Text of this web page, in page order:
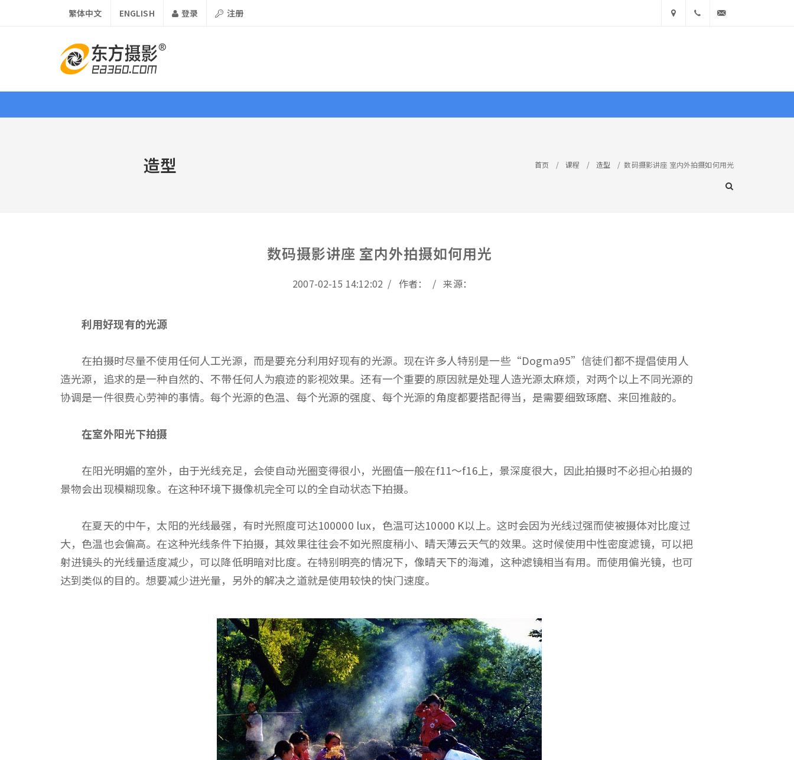
繁体中文 ENGLISH 登录 注册
东省济
南市历
耕路
1551
首页 资讯 课程 器材 行摄 作品 视界 大赛 资源 文献 图库 商城
技巧 造型 实战 赏析 学真知
造型 首页 / 课程 / 造型 /数码摄影讲座 室内外拍摄如何用光
数码摄影讲座 室内外拍摄如何用光
2007-02-15 14:12:02 / 作者： / 来源：
利用好现有的光源
在拍摄时尽量不使用任何人工光源，而是要充分利用好现有的光源。现在许多人特别是一些“Dogma95”信徒们都不提倡使用人
造光源，追求的是一种自然的、不带任何人为痕迹的影视效果。还有一个重要的原因就是处理人造光源太麻烦，对两个以上不同光源的
协调是一件很费心劳神的事情。每个光源的色温、每个光源的强度、每个光源的角度都要搭配得当，是需要细致琢磨、来回推敲的。
在室外阳光下拍摄
在阳光明媚的室外，由于光线充足，会使自动光圈变得很小，光圈值一般在f11～f16上，景深度很大，因此拍摄时不必担心拍摄的
景物会出现模糊现象。在这种环境下摄像机完全可以的全自动状态下拍摄。
在夏天的中午，太阳的光线最强，有时光照度可达100000 lux，色温可达10000 K以上。这时会因为光线过强而使被摄体对比度过
大，色温也会偏高。在这种光线条件下拍摄，其效果往往会不如光照度稍小、晴天薄云天气的效果。这时候使用中性密度滤镜，可以把
射进镜头的光线量适度减少，可以降低明暗对比度。在特别明亮的情况下，像晴天下的海滩，这种滤镜相当有用。而使用偏光镜，也可
达到类似的目的。想要减少进光量，另外的解决之道就是使用较快的快门速度。